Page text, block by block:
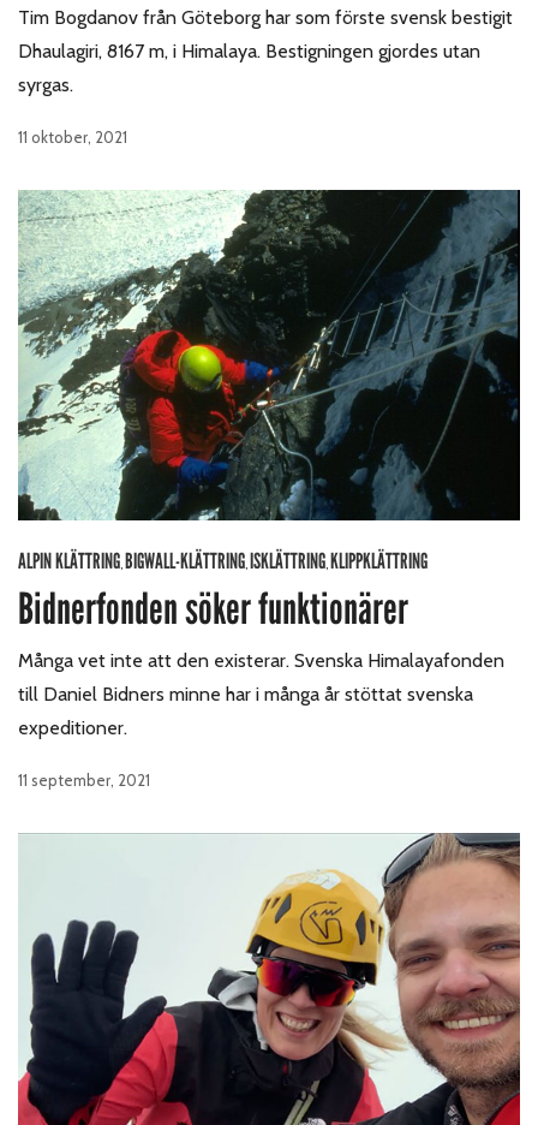
Tim Bogdanov från Göteborg har som förste svensk bestigit
Dhaulagiri, 8167 m, i Himalaya. Bestigningen gjordes utan
syrgas.
11 oktober, 2021
ALPIN KLÄTTRINGBIGWALL-KLÄTTRINGISKLÄTTRINGKLIPPKLÄTTRING
Bidnerfonden söker funktionärer
Många vet inte att den existerar. Svenska Himalayafonden
till Daniel Bidners minne har i många år stöttat svenska
expeditioner.
11 september, 2021